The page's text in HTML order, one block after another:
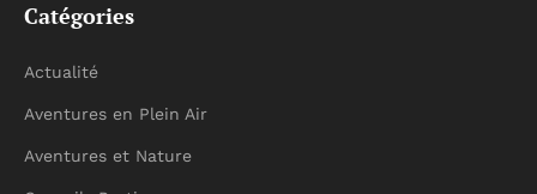
Catégories
Actualité
Aventures en Plein Air
Aventures et Nature